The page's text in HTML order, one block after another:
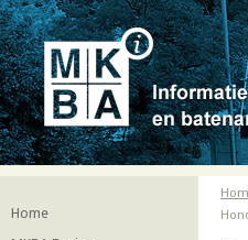
Home